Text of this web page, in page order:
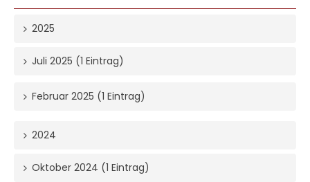
2025
Juli 2025 (1 Eintrag)
Februar 2025 (1 Eintrag)
2024
Oktober 2024 (1 Eintrag)